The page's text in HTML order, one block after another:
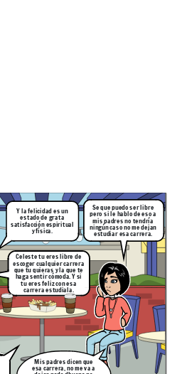
Y la felicidad es un
estado de grata
satisfacción espiritual
y física.
Celeste tu eres libre de
escoger cualquier carrera
que tu quieras y la que te
haga sentir cómoda. Y si
tu eres feliz con esa
carrera estudiala.
Se que puedo ser libre
pero si le hablo de eso a
mis padres no tendría
ningún caso no me dejan
estudiar esa carrera.
Mis padres dicen que
esa carrera, no me va a